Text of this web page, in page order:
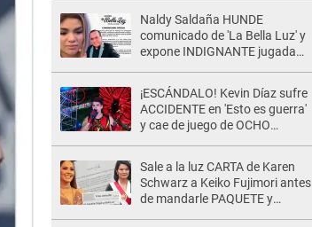
Naldy Saldaña HUNDE
comunicado de 'La Bella Luz' y
expone INDIGNANTE jugada
"Que he tenido algo..."
¡ESCÁNDALO! Kevin Díaz sufre
ACCIDENTE en 'Esto es guerra'
y cae de juego de OCHO
Sale a la luz CARTA de Karen
Schwarz a Keiko Fujimori antes
de mandarle PAQUETE y